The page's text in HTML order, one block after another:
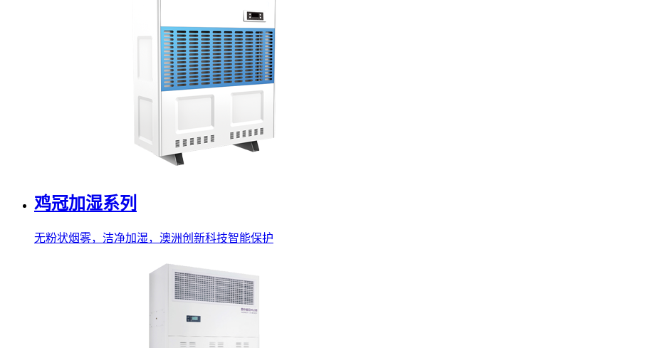
鸡冠加湿系列
无粉状烟雾，洁净加湿，澳洲创新科技智能保护